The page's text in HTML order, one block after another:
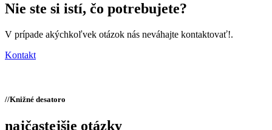
Nie ste si istí, čo potrebujete?
V prípade akýchkoľvek otázok nás neváhajte kontaktovať!.
Kontakt
//Knižné desatoro
najčastejšie otázky